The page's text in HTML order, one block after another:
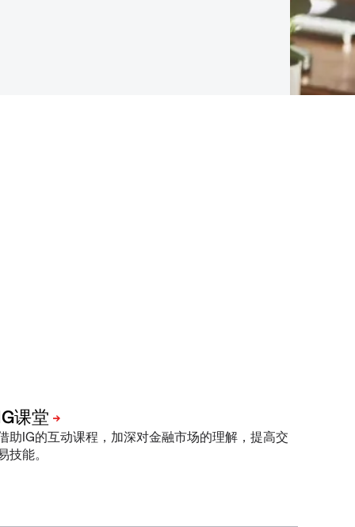
助IG的互动课程，加深对金融市场的理解，提高交
技能。